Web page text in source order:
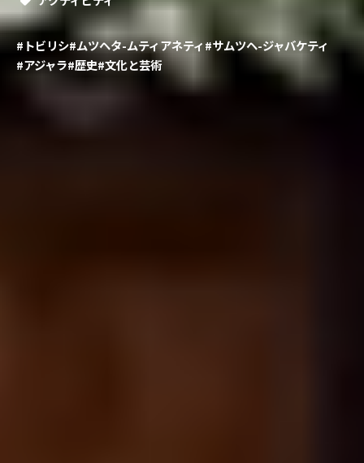
#トビリシ#ムツヘタ-ムティアネティ#サムツヘ-ジャバケティ
#アジャラ#歴史#文化と芸術